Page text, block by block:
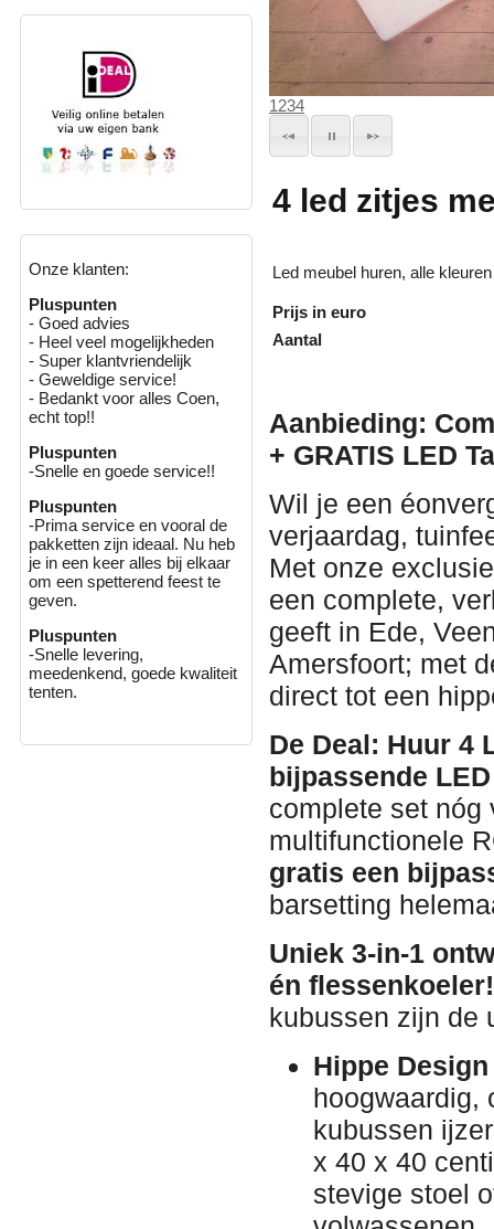
Onze klanten:
Pluspunten
- Goed advies
- Heel veel mogelijkheden
- Super klantvriendelijk
- Geweldige service!
- Bedankt voor alles Coen,
echt top!!
Pluspunten
-Snelle en goede service!!
Pluspunten
-Prima service en vooral de
pakketten zijn ideaal. Nu heb
je in een keer alles bij elkaar
om een spetterend feest te
geven.
Pluspunten
-Snelle levering,
meedenkend, goede kwaliteit
tenten.
1234
4 led zitjes
Led meubel huren, alle
Prijs in euro
Aantal
Aanbieding:
+ GRATIS LED
Wil je een
verjaardag,
Met onze
een complete,
geeft in Ede,
Amersfoort; met
direct tot een
De Deal: Huur 4
bijpassende
complete set nóg
multifunctionele
gratis een
barsetting
Uniek 3-in-1
én flessenkoeler!
kubussen zijn de
Hippe
hoogwaardig,
kubussen
x 40 x 40
stevige stoel